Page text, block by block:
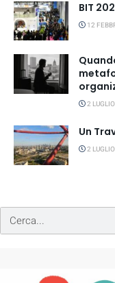
BIT
12
2
Un
2